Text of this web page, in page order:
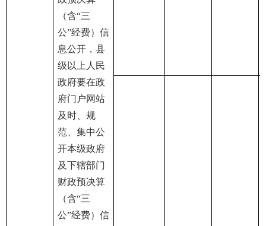
（含“三
公”经费）信
息公开，县
级以上人民
政府要在政
府门户网站
及时、规
范、集中公
开本级政府
及下辖部门
财政预决算
（含“三
公”经费）信